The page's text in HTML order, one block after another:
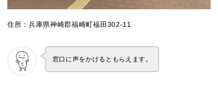
住所：兵庫県神崎郡福崎町福田302-11
窓口に声をかけるともらえます。